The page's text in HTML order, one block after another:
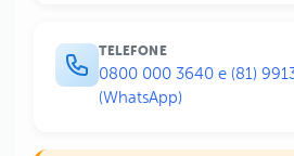
TELEFONE
0800 000 3640 e (81)
(WhatsApp)